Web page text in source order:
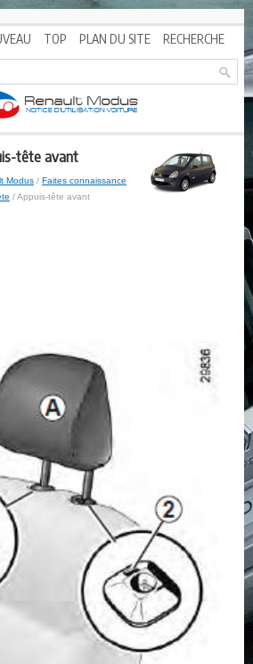
TOP PLAN DU SITE RECHERCHE
tête avant
Modus / Faites connaissance
/ Appuis-tête avant